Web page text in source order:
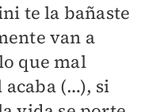
te la bañaste
van a
que mal
acaba (…), si